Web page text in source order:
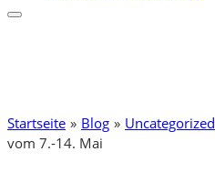
Startseite » Blog » Uncategorized
vom 7.-14. Mai